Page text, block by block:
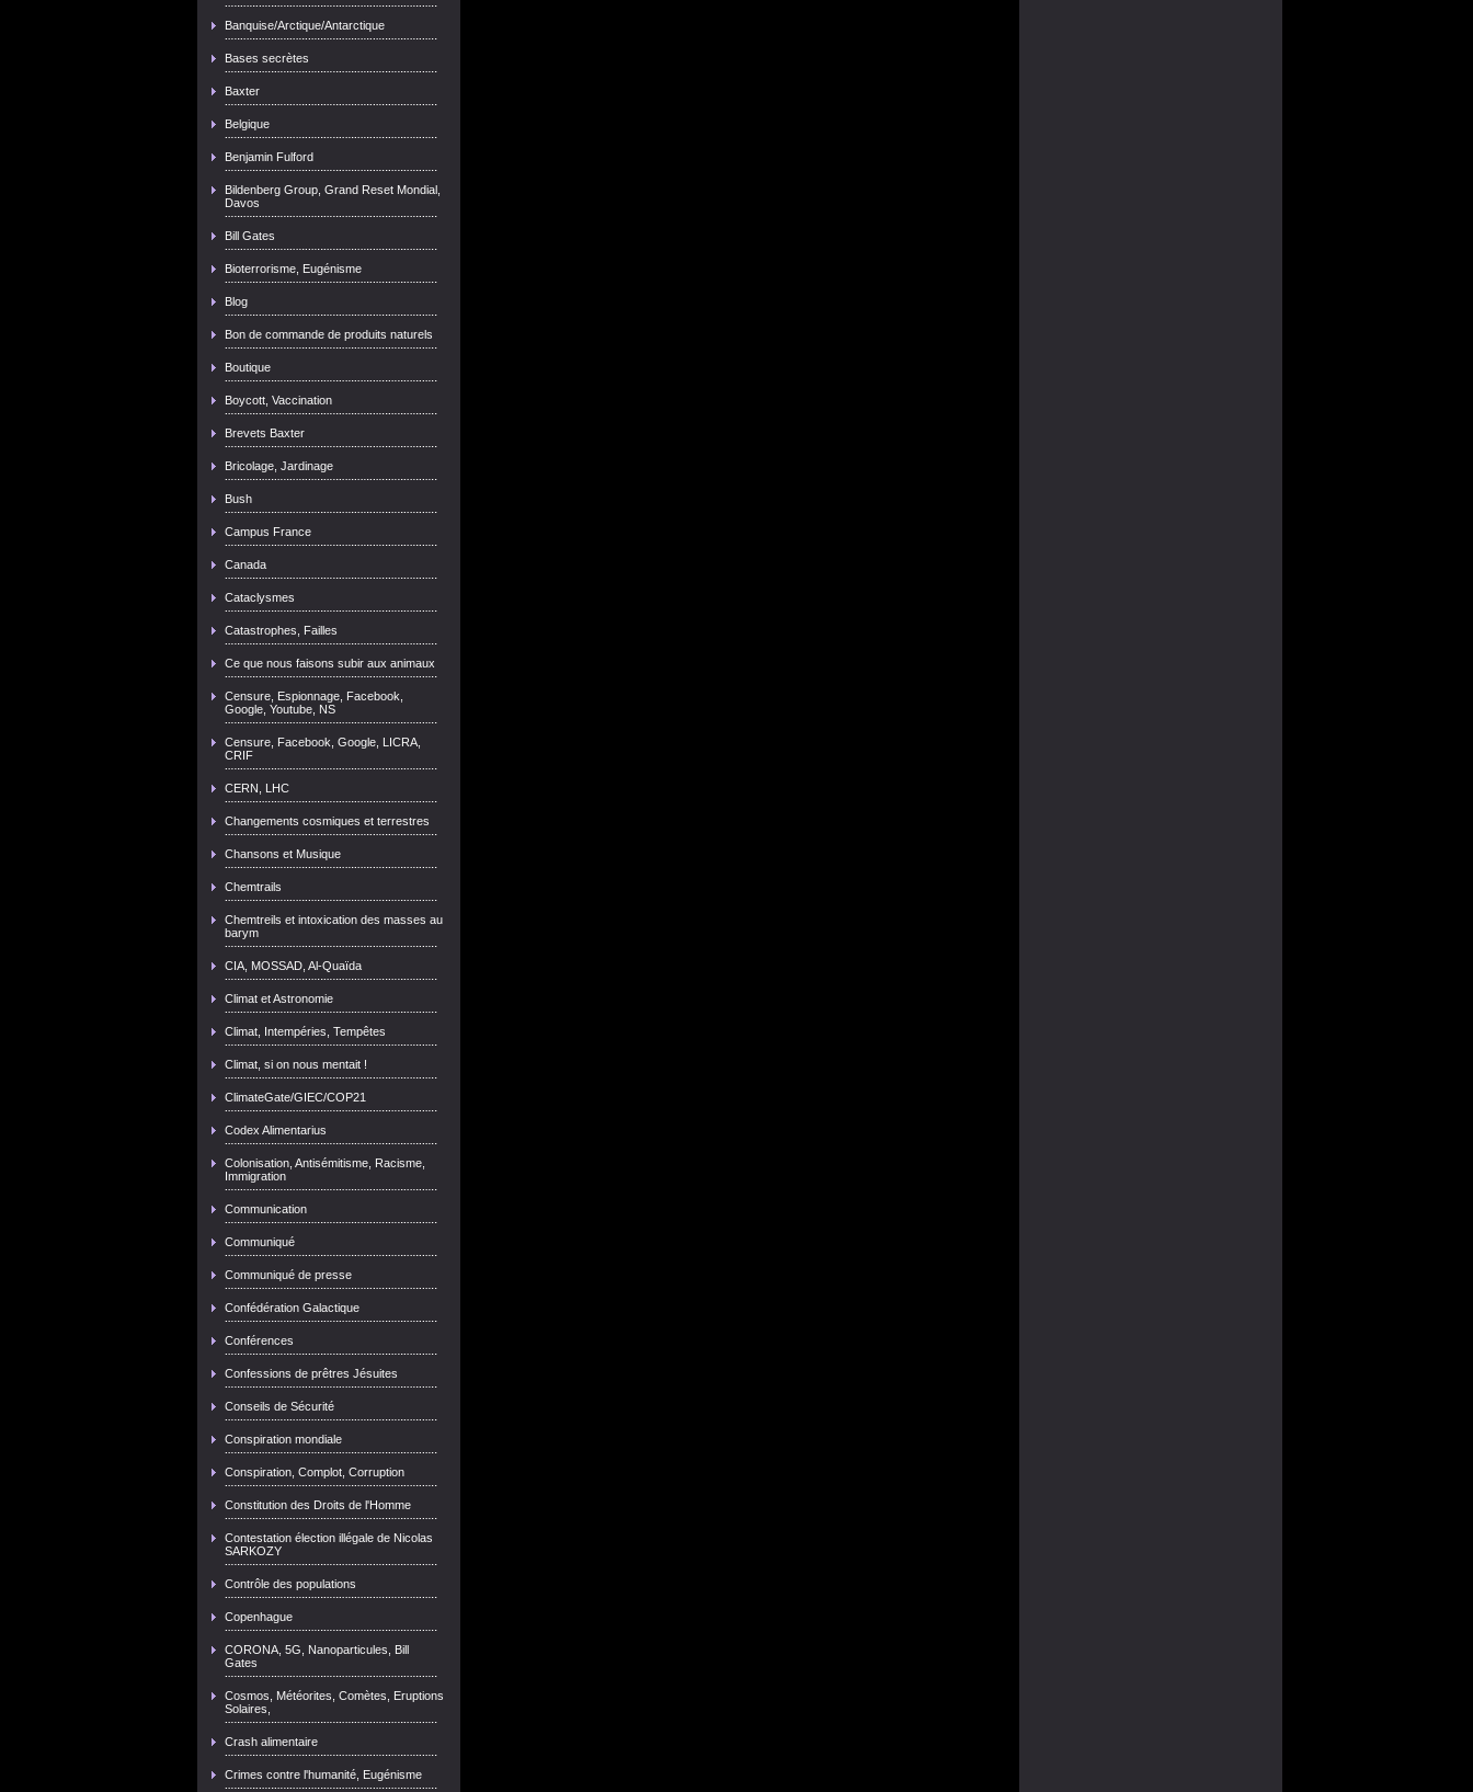
Banquise/Arctique/Antarctique
Bases secrètes
Baxter
Belgique
Benjamin Fulford
Bildenberg Group, Grand Reset Mondial,
Davos
Bill Gates
Bioterrorisme, Eugénisme
Blog
Bon de commande de produits naturels
Boutique
Boycott, Vaccination
Brevets Baxter
Bricolage, Jardinage
Bush
Campus France
Canada
Cataclysmes
Catastrophes, Failles
Ce que nous faisons subir aux animaux
Censure, Espionnage, Facebook,
Google, Youtube, NS
Censure, Facebook, Google, LICRA,
CRIF
CERN, LHC
Changements cosmiques et terrestres
Chansons et Musique
Chemtrails
Chemtreils et intoxication des masses au
barym
CIA, MOSSAD, Al-Quaïda
Climat et Astronomie
Climat, Intempéries, Tempêtes
Climat, si on nous mentait !
ClimateGate/GIEC/COP21
Codex Alimentarius
Colonisation, Antisémitisme, Racisme,
Immigration
Communication
Communiqué
Communiqué de presse
Confédération Galactique
Conférences
Confessions de prêtres Jésuites
Conseils de Sécurité
Conspiration mondiale
Conspiration, Complot, Corruption
Constitution des Droits de l'Homme
Contestation élection illégale de Nicolas
SARKOZY
Contrôle des populations
Copenhague
CORONA, 5G, Nanoparticules, Bill
Gates
Cosmos, Météorites, Comètes, Eruptions
Solaires,
Crash alimentaire
Crimes contre l'humanité, Eugénisme